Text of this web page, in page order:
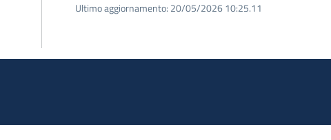
Ultimo aggiornamento: 20/05/2026 10:25.11